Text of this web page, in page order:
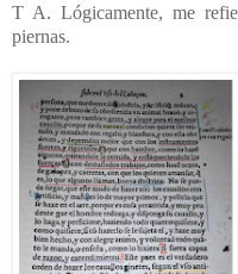
T A. Lógicamente, me
piernas.